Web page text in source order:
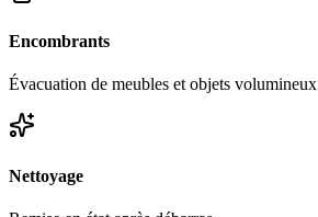
Encombrants
Évacuation de meubles et objets volumineux
Nettoyage